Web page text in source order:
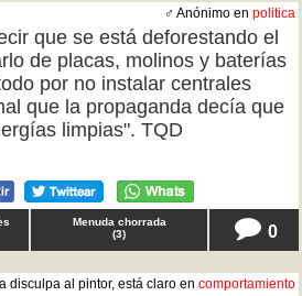
♂ Anónimo en politica
que se está deforestando el
de placas, molinos y baterías
por no instalar centrales
que la propaganda decía que
limpias". TQD
Menuda chorrada
(3) 0
disculpa al pintor, está claro en comportamiento